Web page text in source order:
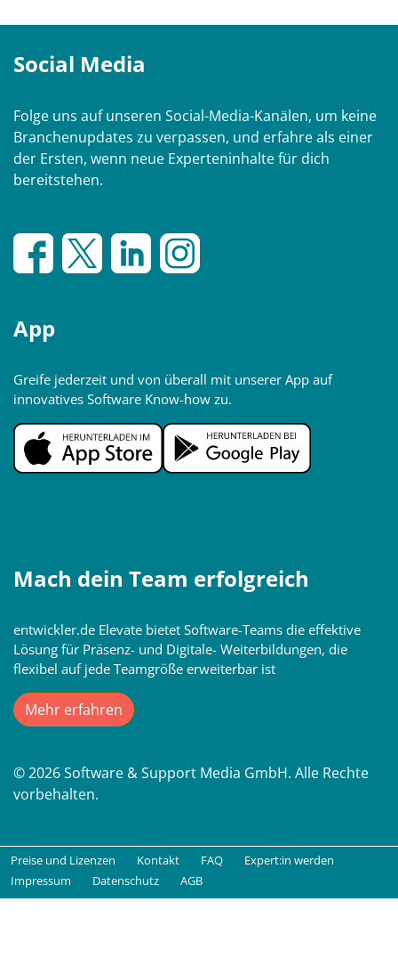
Social Media
Folge uns auf unseren Social-Media-Kanälen, um keine
Branchenupdates zu verpassen, und erfahre als einer
der Ersten, wenn neue Experteninhalte für dich
bereitstehen.
App
Greife jederzeit und von überall mit unserer App auf
innovatives Software Know-how zu.
Mach dein Team erfolgreich
entwickler.de Elevate bietet Software-Teams die effektive
Lösung für Präsenz- und Digitale- Weiterbildungen, die
flexibel auf jede Teamgröße erweiterbar ist
Mehr erfahren
© 2026 Software & Support Media GmbH. Alle Rechte
vorbehalten.
Preise und Lizenzen Kontakt FAQ
Expert:in werden
Impressum
Datenschutz AGB